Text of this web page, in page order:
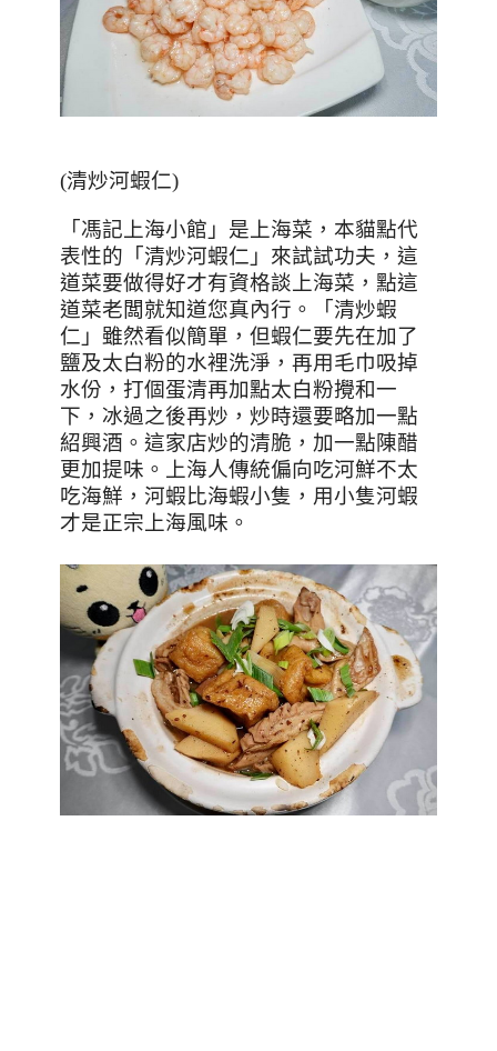
(清炒河蝦仁)
「馮記上海小館」是上海菜，本貓點代
表性的「清炒河蝦仁」來試試功夫，這
道菜要做得好才有資格談上海菜，點這
道菜老闆就知道您真內行。「清炒蝦
仁」雖然看似簡單，但蝦仁要先在加了
鹽及太白粉的水裡洗淨，再用毛巾吸掉
水份，打個蛋清再加點太白粉攪和一
下，冰過之後再炒，炒時還要略加一點
紹興酒。這家店炒的清脆，加一點陳醋
更加提味。上海人傳統偏向吃河鮮不太
吃海鮮，河蝦比海蝦小隻，用小隻河蝦
才是正宗上海風味。